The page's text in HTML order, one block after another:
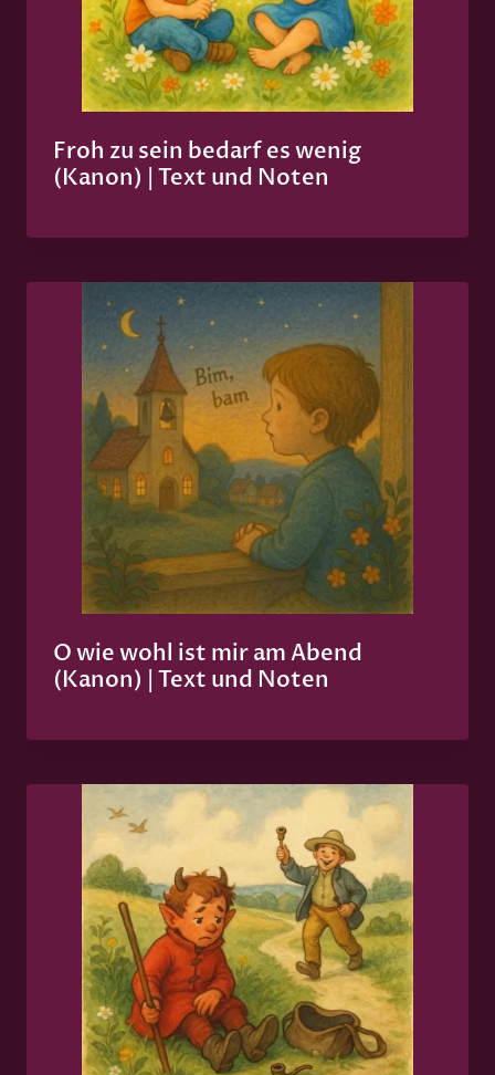
Froh zu sein bedarf es wenig
(Kanon) | Text und Noten
O wie wohl ist mir am Abend
(Kanon) | Text und Noten